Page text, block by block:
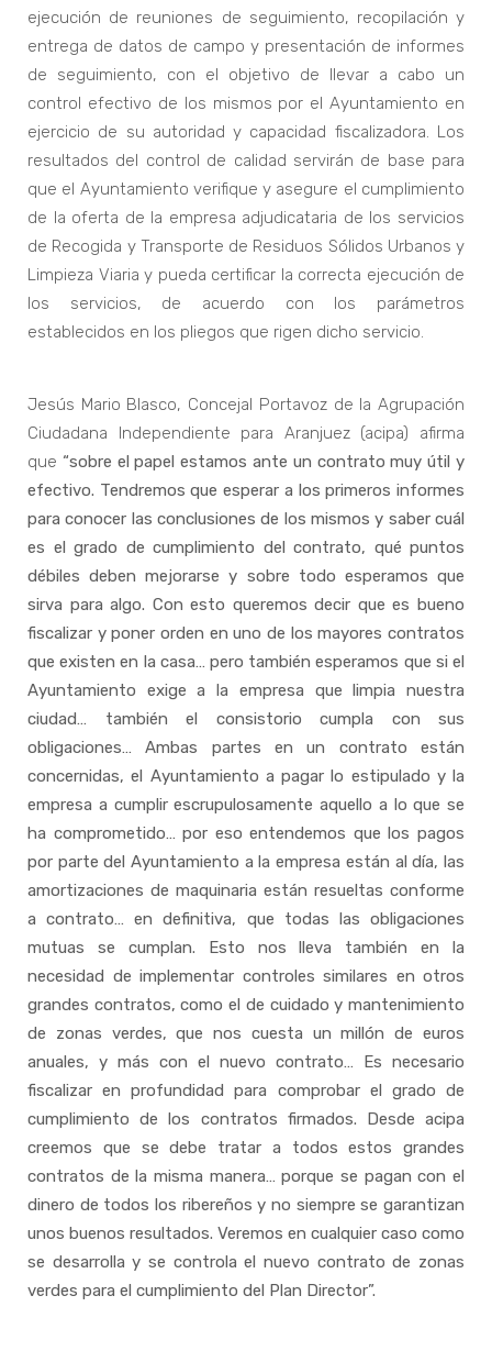
ejecución de reuniones de seguimiento, recopilación y
entrega de datos de campo y presentación de informes
de seguimiento, con el objetivo de llevar a cabo un
control efectivo de los mismos por el Ayuntamiento en
ejercicio de su autoridad y capacidad fiscalizadora. Los
resultados del control de calidad servirán de base para
que el Ayuntamiento verifique y asegure el cumplimiento
de la oferta de la empresa adjudicataria de los servicios
de Recogida y Transporte de Residuos Sólidos Urbanos y
Limpieza Viaria y pueda certificar la correcta ejecución de
los servicios, de acuerdo con los parámetros
establecidos en los pliegos que rigen dicho servicio.
Jesús Mario Blasco, Concejal Portavoz de la Agrupación
Ciudadana Independiente para Aranjuez (acipa) afirma
que “sobre el papel estamos ante un contrato muy útil y
efectivo. Tendremos que esperar a los primeros informes
para conocer las conclusiones de los mismos y saber cuál
es el grado de cumplimiento del contrato, qué puntos
débiles deben mejorarse y sobre todo esperamos que
sirva para algo. Con esto queremos decir que es bueno
fiscalizar y poner orden en uno de los mayores contratos
que existen en la casa… pero también esperamos que si el
Ayuntamiento exige a la empresa que limpia nuestra
ciudad… también el consistorio cumpla con sus
obligaciones… Ambas partes en un contrato están
concernidas, el Ayuntamiento a pagar lo estipulado y la
empresa a cumplir escrupulosamente aquello a lo que se
ha comprometido… por eso entendemos que los pagos
por parte del Ayuntamiento a la empresa están al día, las
amortizaciones de maquinaria están resueltas conforme
a contrato… en definitiva, que todas las obligaciones
mutuas se cumplan. Esto nos lleva también en la
necesidad de implementar controles similares en otros
grandes contratos, como el de cuidado y mantenimiento
de zonas verdes, que nos cuesta un millón de euros
anuales, y más con el nuevo contrato… Es necesario
fiscalizar en profundidad para comprobar el grado de
cumplimiento de los contratos firmados. Desde acipa
creemos que se debe tratar a todos estos grandes
contratos de la misma manera… porque se pagan con el
dinero de todos los ribereños y no siempre se garantizan
unos buenos resultados. Veremos en cualquier caso como
se desarrolla y se controla el nuevo contrato de zonas
verdes para el cumplimiento del Plan Director”.